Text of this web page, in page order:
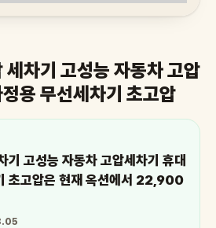
세차기 고성능 자동차 고압
용 무선세차기 초고압
기 고성능 자동차 고압세차기 휴대
초고압은 현재 옥션에서 22,900